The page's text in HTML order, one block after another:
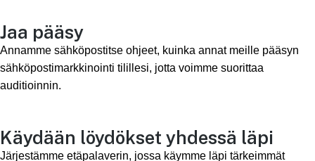
Jaa pääsy
Annamme sähköpostitse ohjeet, kuinka annat meille pääsyn
sähköpostimarkkinointi tilillesi, jotta voimme suorittaa
auditioinnin.
Käydään löydökset yhdessä läpi
Järjestämme etäpalaverin, jossa käymme läpi tärkeimmät